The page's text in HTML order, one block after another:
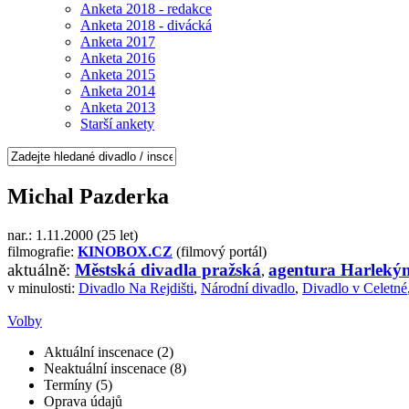
Anketa 2018 - redakce
Anketa 2018 - divácká
Anketa 2017
Anketa 2016
Anketa 2015
Anketa 2014
Anketa 2013
Starší ankety
Michal Pazderka
nar.: 1.11.2000 (25 let)
filmografie: KINOBOX.CZ (filmový portál)
aktuálně: Městská divadla pražská, agentura
v minulosti: Divadlo Na Rejdišti, Národní divadlo, Divadlo v Celetné,
Volby
Aktuální inscenace (2)
Neaktuální inscenace (8)
Termíny (5)
Oprava údajů